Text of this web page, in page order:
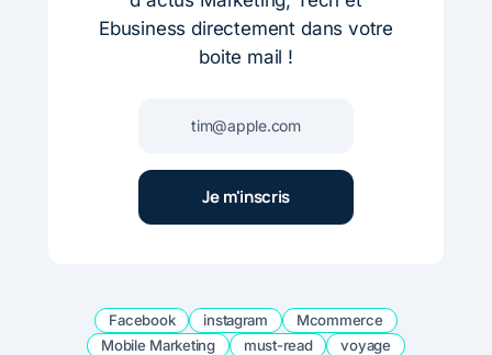
Ebusiness directement dans votre
boite mail !
Facebook instagram
Mcommerce
Mobile Marketing
must-read voyage